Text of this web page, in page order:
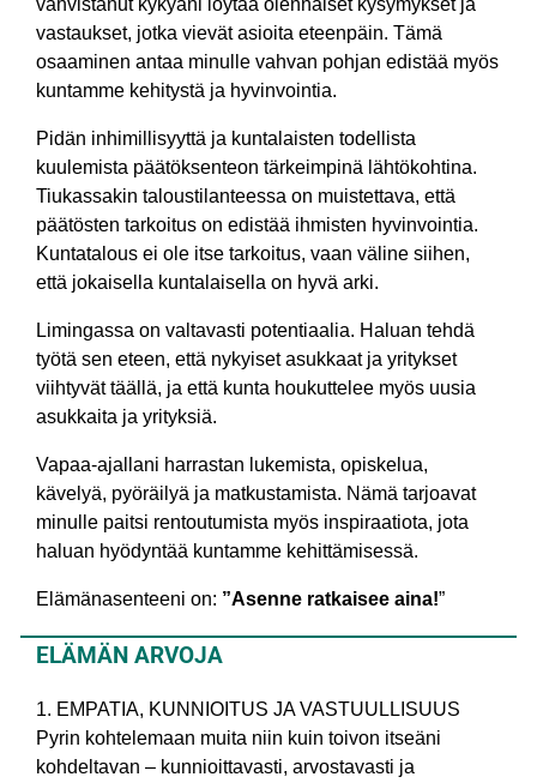
vastaukset, jotka vievät asioita eteenpäin. Tämä
osaaminen antaa minulle vahvan pohjan edistää myös
kuntamme kehitystä ja hyvinvointia.
Pidän inhimillisyyttä ja kuntalaisten todellista
kuulemista päätöksenteon tärkeimpinä lähtökohtina.
Tiukassakin taloustilanteessa on muistettava, että
päätösten tarkoitus on edistää ihmisten hyvinvointia.
Kuntatalous ei ole itse tarkoitus, vaan väline siihen,
että jokaisella kuntalaisella on hyvä arki.
Limingassa on valtavasti potentiaalia. Haluan tehdä
työtä sen eteen, että nykyiset asukkaat ja yritykset
viihtyvät täällä, ja että kunta houkuttelee myös uusia
asukkaita ja yrityksiä.
Vapaa-ajallani harrastan lukemista, opiskelua,
kävelyä, pyöräilyä ja matkustamista. Nämä tarjoavat
minulle paitsi rentoutumista myös inspiraatiota, jota
haluan hyödyntää kuntamme kehittämisessä.
Elämänasenteeni on: ”Asenne ratkaisee aina!”
ELÄMÄN ARVOJA
1. EMPATIA, KUNNIOITUS JA VASTUULLISUUS
Pyrin kohtelemaan muita niin kuin toivon itseäni
kohdeltavan – kunnioittavasti, arvostavasti ja